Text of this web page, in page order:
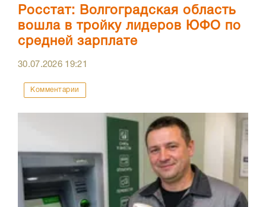
Росстат: Волгоградская область
вошла в тройку лидеров ЮФО по
средней зарплате
30.07.2026 19:21
Комментарии